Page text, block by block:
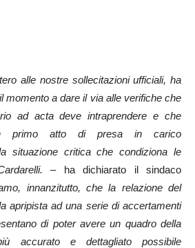
alle nostre sollecitazioni ufficiali, ha
momento a dare il via alle verifiche che
ad acta deve intraprendere e che
primo atto di presa in carico
situazione critica che condiziona le
– ha dichiarato il sindaco
innanzitutto, che la relazione del
apripista ad una serie di accertamenti
di poter avere un quadro della
accurato e dettagliato possibile